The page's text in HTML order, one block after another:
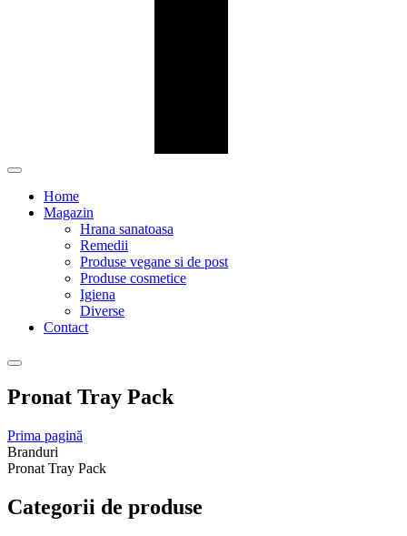
Home
Magazin
Hrana sanatoasa
Remedii
Produse vegane si de post
Produse cosmetice
Igiena
Diverse
Contact
Pronat Tray Pack
Prima pagină
Branduri
Pronat Tray Pack
Categorii de produse